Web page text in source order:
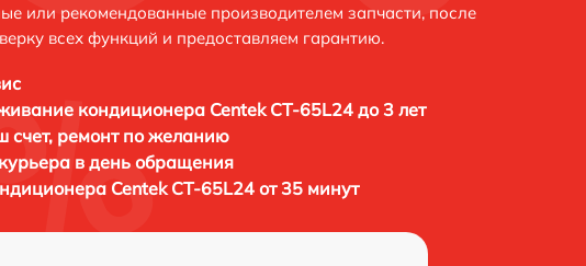
или рекомендованные производителем запчасти, после
всех функций и предоставляем гарантию.
кондиционера Centek CT-65L24 до 3 лет
счет, ремонт по желанию
в день обращения
Centek CT-65L24 от 35 минут